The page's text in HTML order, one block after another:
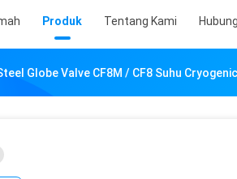
Produk Tentang Kami
Globe Valve CF8M / CF8 Suhu